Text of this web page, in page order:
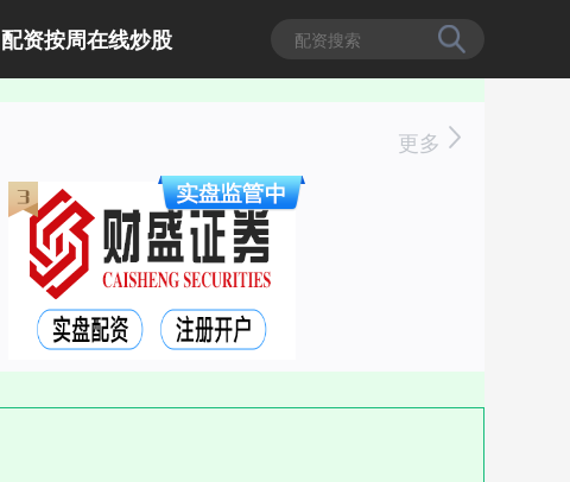
配资按周在线炒股
更多